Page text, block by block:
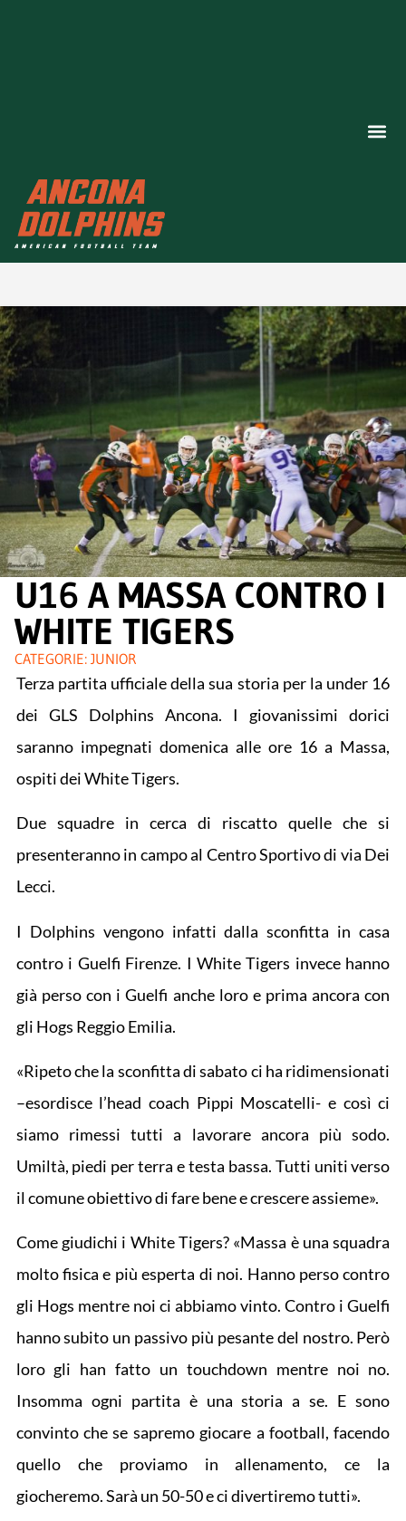
U16 A MASSA CONTRO I
WHITE TIGERS
CATEGORIE: JUNIOR
Terza partita ufficiale della sua storia per la under 16
dei GLS Dolphins Ancona. I giovanissimi dorici
saranno impegnati domenica alle ore 16 a Massa,
ospiti dei White Tigers.
Due squadre in cerca di riscatto quelle che si
presenteranno in campo al Centro Sportivo di via Dei
Lecci.
I Dolphins vengono infatti dalla sconfitta in casa
contro i Guelfi Firenze. I White Tigers invece hanno
già perso con i Guelfi anche loro e prima ancora con
gli Hogs Reggio Emilia.
«Ripeto che la sconfitta di sabato ci ha ridimensionati
–esordisce l’head coach Pippi Moscatelli- e così ci
siamo rimessi tutti a lavorare ancora più sodo.
Umiltà, piedi per terra e testa bassa. Tutti uniti verso
il comune obiettivo di fare bene e crescere assieme».
Come giudichi i White Tigers? «Massa è una squadra
molto fisica e più esperta di noi. Hanno perso contro
gli Hogs mentre noi ci abbiamo vinto. Contro i Guelfi
hanno subito un passivo più pesante del nostro. Però
loro gli han fatto un touchdown mentre noi no.
Insomma ogni partita è una storia a se. E sono
convinto che se sapremo giocare a football, facendo
quello che proviamo in allenamento, ce la
giocheremo. Sarà un 50-50 e ci divertiremo tutti».